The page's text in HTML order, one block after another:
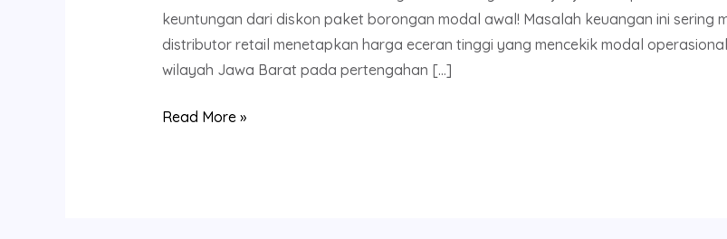
keuntungan dari diskon paket borongan modal awal! Masalah keuangan ini sering
distributor retail menetapkan harga eceran tinggi yang mencekik modal
wilayah Jawa Barat pada pertengahan […]
Read More »